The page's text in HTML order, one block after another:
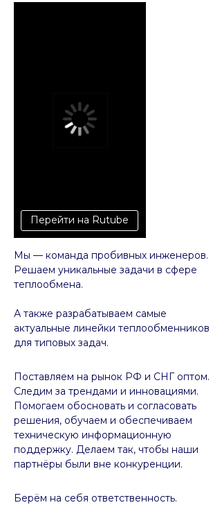
Мы — команда пробивных инженеров.
Решаем уникальные задачи в сфере
теплообмена.
А также разрабатываем самые
актуальные линейки теплообменников
для типовых задач.
Берём на себя ответственность.
Поставляем на рынок РФ и СНГ оптом.
Следим за трендами и инновациями.
Помогаем обосновать и согласовать
решения, обучаем и обеспечиваем
техническую информационную
поддержку. Делаем так, чтобы наши
партнёры были вне конкуренции.
Перейти на Rutube